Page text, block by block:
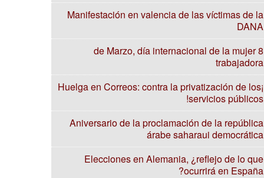
Manifestación en valencia de las víctimas de la
DANA
8 de Marzo, día internacional de la mujer
trabajadora
¡Huelga en Correos: contra la privatización de los
servicios públicos!
Aniversario de la proclamación de la república
árabe saharaui democrática
Elecciones en Alemania, ¿reflejo de lo que
ocurrirá en España?